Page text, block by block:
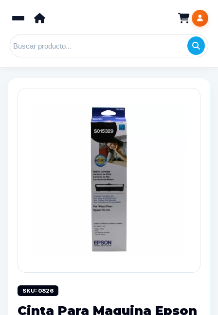
SKU: 0826
Cinta Para Maquina Epson